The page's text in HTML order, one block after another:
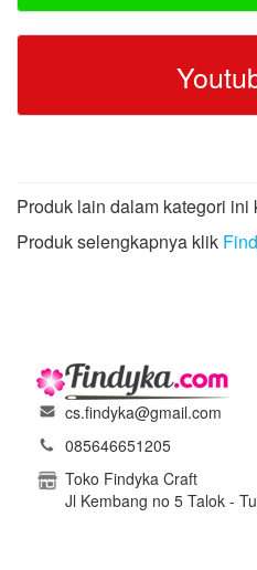
Produk lain dalam kategori ini
Produk selengkapnya klik
cs.findyka@gmail.com
085646651205
Toko Findyka Craft
Jl Kembang no 5 Talok -